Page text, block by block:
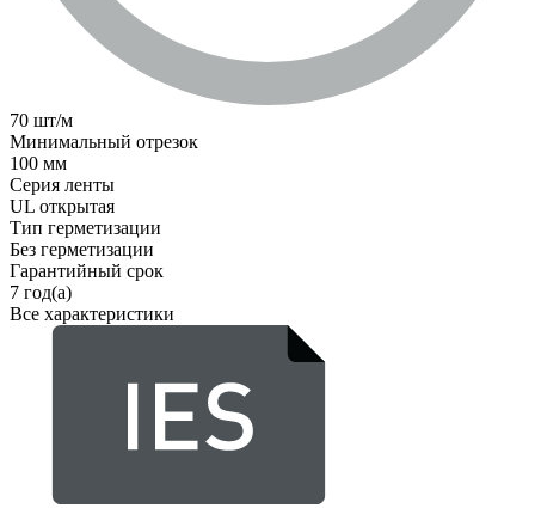
70 шт/м
Минимальный отрезок
100 мм
Серия ленты
UL открытая
Тип герметизации
Без герметизации
Гарантийный срок
7 год(а)
Все характеристики